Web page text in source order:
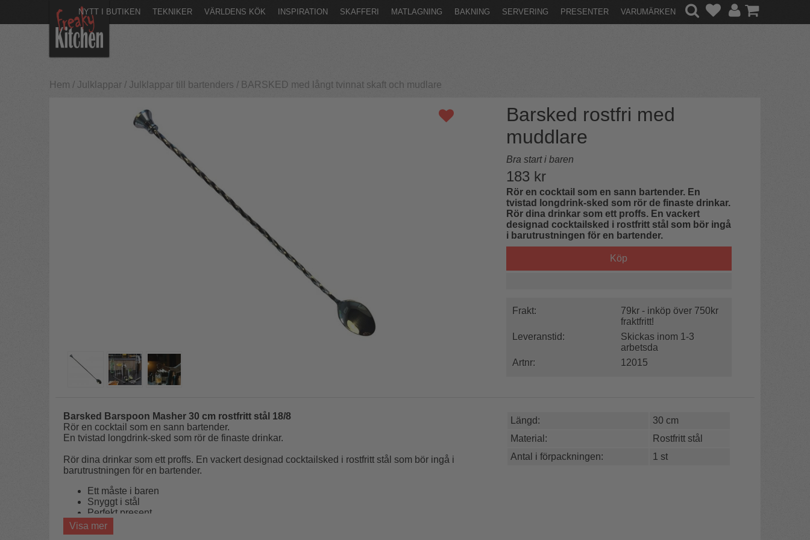
NYTT I BUTIKEN TEKNIKER VÄRLDENS KÖK INSPIRATION SKAFFERI MATLAGNING BAKNING SERVERING PRESENTER VARUMÄRKEN
Hem / Julklappar / Julklappar till bartenders / BARSKED med långt tvinnat skaft och mudlare
Barsked rostfri med
muddlare
Bra start i baren
183 kr
Rör en cocktail som en sann bartender. En
tvistad longdrink-sked som rör de finaste drinkar.
Rör dina drinkar som ett proffs. En vackert
designad cocktailsked i rostfritt stål som bör ingå
i barutrustningen för en bartender.
Köp
Frakt:
79kr - inköp över 750kr
fraktfritt!
Leveranstid:
Skickas inom 1-3
arbetsda
Artnr:
12015
Barsked Barspoon Masher 30 cm rostfritt stål 18/8
Rör en cocktail som en sann bartender.
En tvistad longdrink-sked som rör de finaste drinkar.
Rör dina drinkar som ett proffs. En vackert designad cocktailsked i rostfritt stål som bör ingå i
barutrustningen för en bartender.
Ett måste i baren
Snyggt i stål
Perfekt present
En platta är placerad på ena änden av skeden för att även kunna muddla.
Visa mer
Längd:
30 cm
Material:
Rostfritt stål
Antal i förpackningen:
1 st